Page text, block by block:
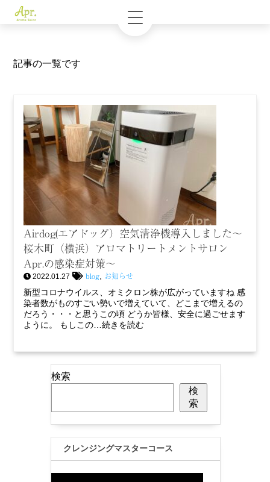
記事の一覧です
Airdog(エアドッグ）空気清浄機導入しました〜
桜木町（横浜）アロマトリートメントサロン
Apr.の感染症対策〜
2022.01.27 blog お知らせ
新型コロナウイルス、オミクロン株が広がっていますね 感
染者数がものすごい勢いで増えていて、どこまで増えるの
だろう・・・と思うこの頃 どうか皆様、安全に過ごせます
ように。 もしこの…続きを読む
検索
検
索
クレンジングマスターコース